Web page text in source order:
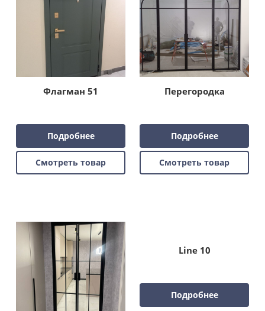
Флагман 51
Подробнее
Смотреть товар
Перегородка
Подробнее
Смотреть товар
Line 10
Подробнее